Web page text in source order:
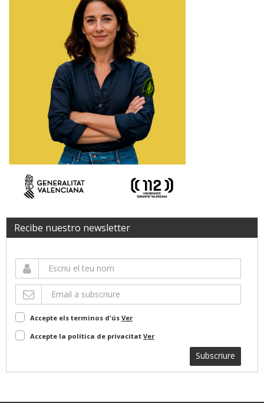
Recibe nuestro newsletter
Accepte els terminos d'ús Ver
Accepte la política de privacitat Ver
Subscriure